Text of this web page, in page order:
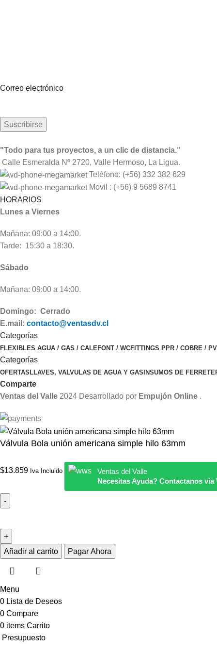
Correo electrónico
"Todo para tus proyectos, a un clic de distancia."
Calle Esmeralda Nº 2720, Valle Hermoso, La Ligua.
Teléfono: (+56) 332 382 629
Movil : (+56) 9 5689 8741
HORARIOS
Lunes a Viernes
Mañana: 09:00 a 14:00.
Tarde: 15:30 a 18:30.
Sábado
Mañana: 09:00 a 14:00.
Domingo: Cerrado
E.mail: contacto@ventasdv.cl
Categorías
FLEXIBLES AGUA / GAS / CALEFONT / WCFITTINGS PPR / COBRE /
Categorías
OFERTAS LLAVES, VALVULAS DE AGUA Y GAS INSUMOS DE
Comparte
Ventas del Valle 2024 Desarrollado por Empujón Online .
Válvula Bola unión americana simple hilo 63mm
$13.859 Iva Incluido
Ventas del Valle
Necesitas Ayuda? Contactanos via
Añadir al carrito Pagar Ahora
Menu
0 Lista de Deseos
0 Compare
0 items Carrito
Presupuesto